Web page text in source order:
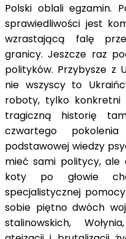
Polski oblali egzamin.
sprawiedliwości jest
wzrastającą falę
granicy. Jeszcze raz
polityków. Przybysze z
nie wszyscy to
roboty, tylko konkretni
tragiczną historię
czwartego
podstawowej wiedzy
mieć sami politycy, ale
koty po głowie
specjalistycznej
sobie piętno dwóch
stalinowskich,